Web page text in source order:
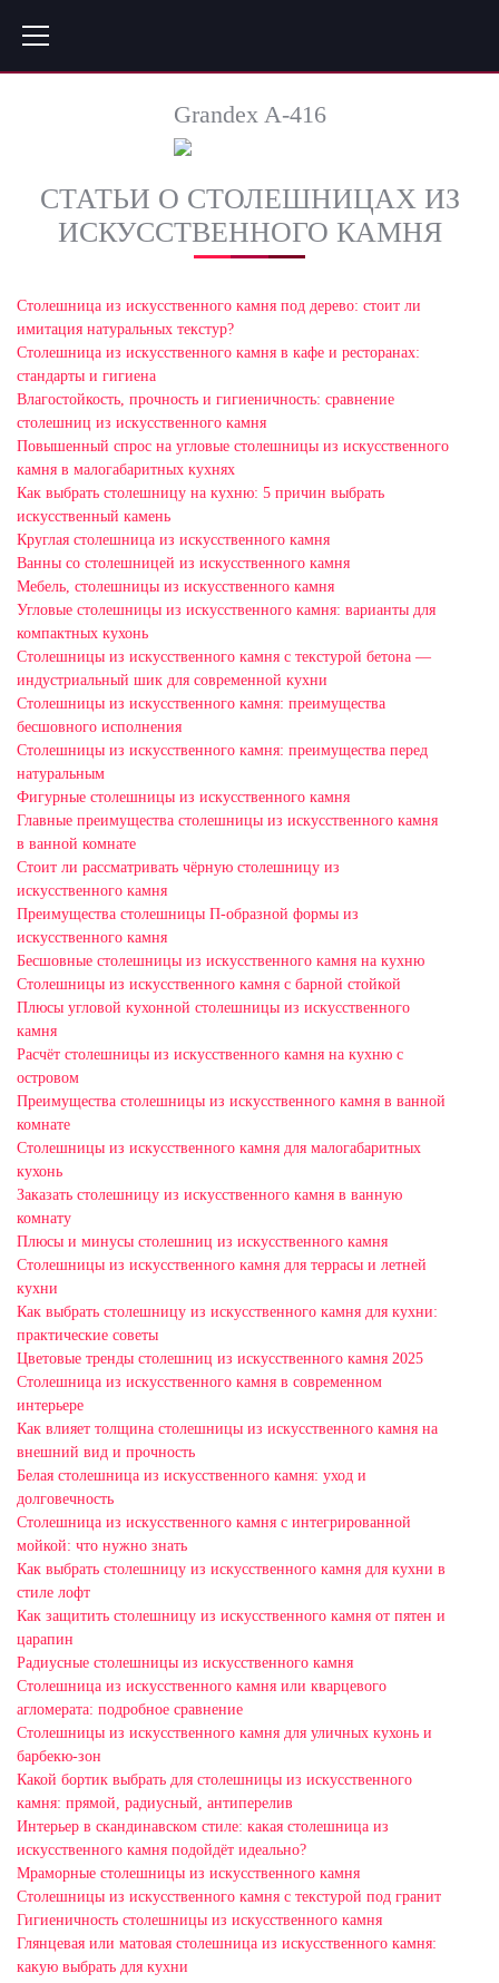
Grandex A-416
СТАТЬИ О СТОЛЕШНИЦАХ ИЗ
ИСКУССТВЕННОГО КАМНЯ
Столешница из искусственного камня под дерево: стоит ли
имитация натуральных текстур?
Столешница из искусственного камня в кафе и ресторанах:
стандарты и гигиена
Влагостойкость, прочность и гигиеничность: сравнение
столешниц из искусственного камня
Повышенный спрос на угловые столешницы из искусственного
камня в малогабаритных кухнях
Как выбрать столешницу на кухню: 5 причин выбрать
искусственный камень
Круглая столешница из искусственного камня
Ванны со столешницей из искусственного камня
Мебель, столешницы из искусственного камня
Угловые столешницы из искусственного камня: варианты для
компактных кухонь
Столешницы из искусственного камня с текстурой бетона —
индустриальный шик для современной кухни
Столешницы из искусственного камня: преимущества
бесшовного исполнения
Столешницы из искусственного камня: преимущества перед
натуральным
Фигурные столешницы из искусственного камня
Главные преимущества столешницы из искусственного камня
в ванной комнате
Стоит ли рассматривать чёрную столешницу из
искусственного камня
Преимущества столешницы П-образной формы из
искусственного камня
Бесшовные столешницы из искусственного камня на кухню
Столешницы из искусственного камня с барной стойкой
Плюсы угловой кухонной столешницы из искусственного
камня
Расчёт столешницы из искусственного камня на кухню с
островом
Преимущества столешницы из искусственного камня в ванной
комнате
Столешницы из искусственного камня для малогабаритных
кухонь
Заказать столешницу из искусственного камня в ванную
комнату
Плюсы и минусы столешниц из искусственного камня
Столешницы из искусственного камня для террасы и летней
кухни
Как выбрать столешницу из искусственного камня для кухни:
практические советы
Цветовые тренды столешниц из искусственного камня 2025
Столешница из искусственного камня в современном
интерьере
Как влияет толщина столешницы из искусственного камня на
внешний вид и прочность
Белая столешница из искусственного камня: уход и
долговечность
Столешница из искусственного камня с интегрированной
мойкой: что нужно знать
Как выбрать столешницу из искусственного камня для кухни в
стиле лофт
Как защитить столешницу из искусственного камня от пятен и
царапин
Радиусные столешницы из искусственного камня
Столешница из искусственного камня или кварцевого
агломерата: подробное сравнение
Столешницы из искусственного камня для уличных кухонь и
барбекю-зон
Какой бортик выбрать для столешницы из искусственного
камня: прямой, радиусный, антиперелив
Интерьер в скандинавском стиле: какая столешница из
искусственного камня подойдёт идеально?
Мраморные столешницы из искусственного камня
Столешницы из искусственного камня с текстурой под гранит
Гигиеничность столешницы из искусственного камня
Глянцевая или матовая столешница из искусственного камня:
какую выбрать для кухни